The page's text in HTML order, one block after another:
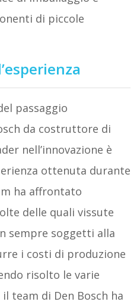
di piccole
passaggio
da costruttore di
nell’innovazione è
ottenuta durante
ha affrontato
delle quali vissute
sempre soggetti alla
i costi di produzione
risolto le varie
team di Den Bosch ha